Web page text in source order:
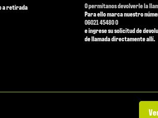
a retirada
O permítanos devolverle la
Para ello marca nuestro
06021 45480 0
e ingrese su solicitud de
de llamada directamente allí.